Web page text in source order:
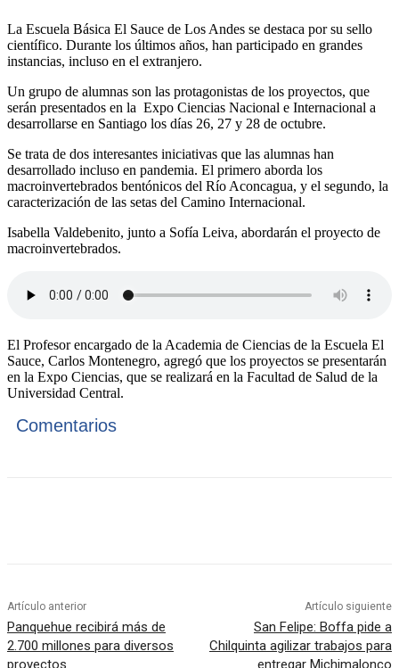
La Escuela Básica El Sauce de Los Andes se destaca por su sello
científico. Durante los últimos años, han participado en grandes
instancias, incluso en el extranjero.
Un grupo de alumnas son las protagonistas de los proyectos, que
serán presentados en la Expo Ciencias Nacional e Internacional a
desarrollarse en Santiago los días 26, 27 y 28 de octubre.
Se trata de dos interesantes iniciativas que las alumnas han
desarrollado incluso en pandemia. El primero aborda los
macroinvertebrados bentónicos del Río Aconcagua, y el segundo, la
caracterización de las setas del Camino Internacional.
Isabella Valdebenito, junto a Sofía Leiva, abordarán el proyecto de
macroinvertebrados.
El Profesor encargado de la Academia de Ciencias de la Escuela El
Sauce, Carlos Montenegro, agregó que los proyectos se presentarán
en la Expo Ciencias, que se realizará en la Facultad de Salud de la
Universidad Central.
Comentarios
Artículo anterior
Panquehue recibirá más de
2.700 millones para diversos
proyectos
Artículo siguiente
San Felipe: Boffa pide a
Chilquinta agilizar trabajos para
entregar Michimalonco